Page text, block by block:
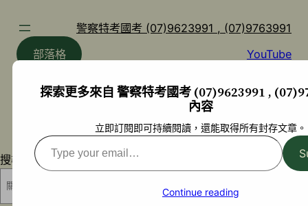
警察特考國考 (07)9623991 , (07)9763991
部落格
YouTube
搜尋
探索更多來自 警察特考國考 (07)9623991 ,
內容
立即訂閱即可持續閱讀，還能取得所有封存文章。
Type
your
Continue reading